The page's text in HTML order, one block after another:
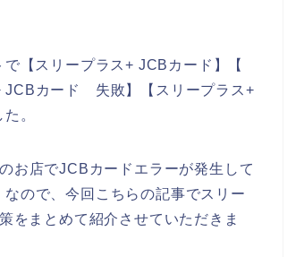
【スリープラス+ JCBカード】【
JCBカード 失敗】【スリープラス+
。
お店でJCBカードエラーが発生して
ので、今回こちらの記事でスリー
をまとめて紹介させていただきま